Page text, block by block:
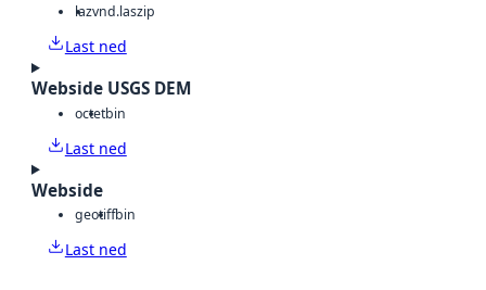
lazvnd.laszip
Last ned
Webside USGS DEM
octetbin
Last ned
Webside
geotiffbin
Last ned